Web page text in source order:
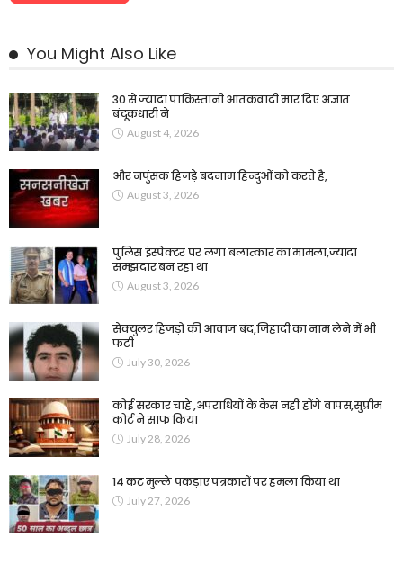
You Might Also Like
30 से ज्यादा पाकिस्तानी आतंकवादी मार दिए अज्ञात
बंदूकधारी ने
August 4, 2026
और नपुंसक हिजड़े बदनाम हिन्दुओं को करते है,
August 3, 2026
पुलिस इंस्पेक्टर पर लगा बलात्कार का मामला,ज्यादा
समझदार बन रहा था
August 3, 2026
सेक्युलर हिजड़ों की आवाज बंद,जिहादी का नाम लेने में भी
फटी
July 30, 2026
कोई सरकार चाहे ,अपराधियों के केस नहीं होंगे वापस,सुप्रीम
कोर्ट ने साफ किया
July 28, 2026
14 कट मुल्ले पकड़ाए पत्रकारों पर हमला किया था
July 27, 2026